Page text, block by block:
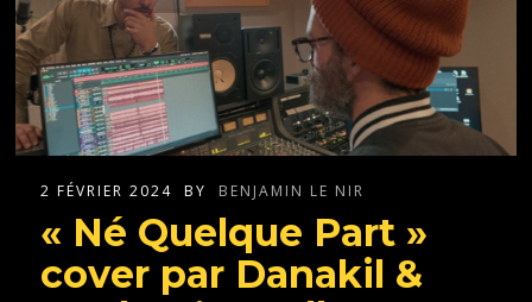
2 FÉVRIER 2024 BY BENJAMIN LE NIR
« Né Quelque Part »
cover par Danakil &